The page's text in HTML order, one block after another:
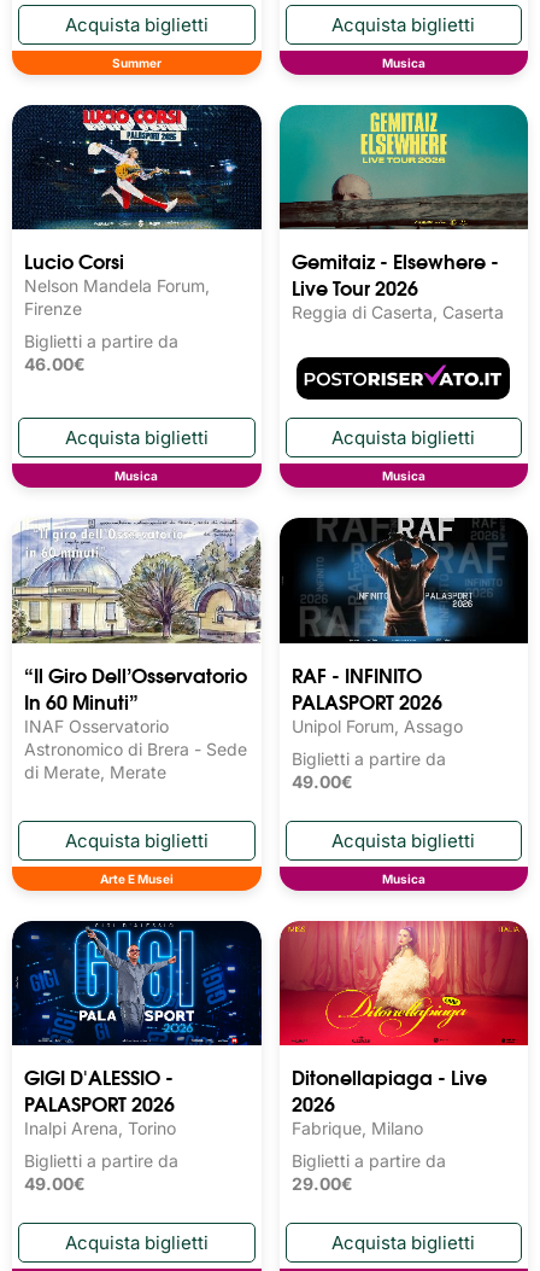
Summer Musica
Lucio Corsi
Nelson Mandela Forum,
Firenze
Biglietti a partire da
46.00€
Musica
Gemitaiz - Elsewhere -
Live Tour 2026
Reggia di Caserta, Caserta
Musica
“Il Giro Dell’Osservatorio
In 60 Minuti”
INAF Osservatorio
Astronomico di Brera - Sede
di Merate, Merate
Arte E Musei
RAF - INFINITO
PALASPORT 2026
Unipol Forum, Assago
Biglietti a partire da
49.00€
Musica
GIGI D'ALESSIO -
PALASPORT 2026
Inalpi Arena, Torino
Biglietti a partire da
49.00€
Ditonellapiaga - Live
2026
Fabrique, Milano
Biglietti a partire da
29.00€